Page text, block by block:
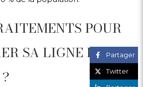
POUR
SA LIGNE DUPartager
Twitter